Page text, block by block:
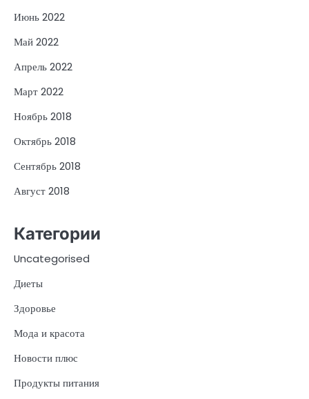
Июнь 2022
Май 2022
Апрель 2022
Март 2022
Ноябрь 2018
Октябрь 2018
Сентябрь 2018
Август 2018
Категории
Uncategorised
Диеты
Здоровье
Мода и красота
Новости плюс
Продукты питания